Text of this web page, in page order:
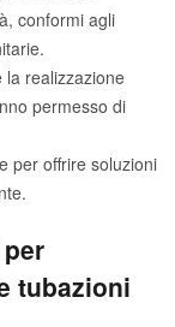
conformi agli
la realizzazione
permesso di
per offrire soluzioni
tubazioni